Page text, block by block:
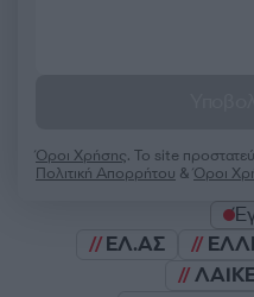
Όροι Χρήσης. Το site
Πολιτική Απορρήτου &Όροι
ΕΛ.ΑΣ